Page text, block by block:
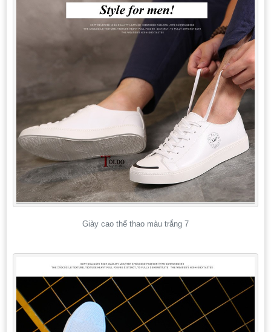
Giày cao thể thao màu trắng 7